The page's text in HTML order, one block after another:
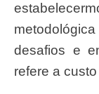
desafios e
refere a